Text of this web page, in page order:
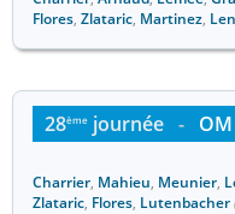
Flores, Zlataric, Martinez,
28ème journée - OM
Charrier, Mahieu, Meunier,
Zlataric, Flores, Lutenbacher